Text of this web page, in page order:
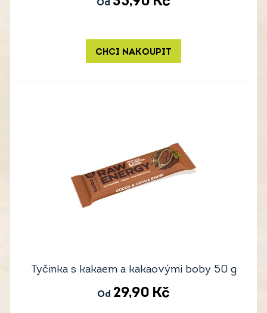
Od
CHCI NAKOUPIT
Tyčinka s kakaem a kakaovými boby 50 g
Od 29,90 Kč